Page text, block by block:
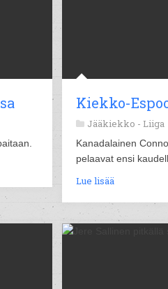
Kiekko-
Jääkiekko - Liiga
Kanadalainen
pelaavat ensi
Lue lisää